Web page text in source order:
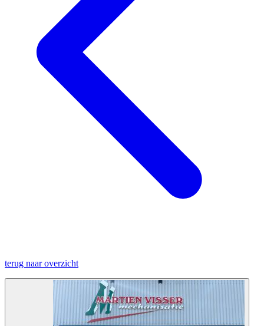
terug naar overzicht